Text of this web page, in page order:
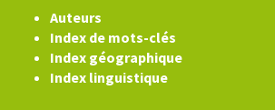
Auteurs
Index de mots-clés
Index géographique
Index linguistique